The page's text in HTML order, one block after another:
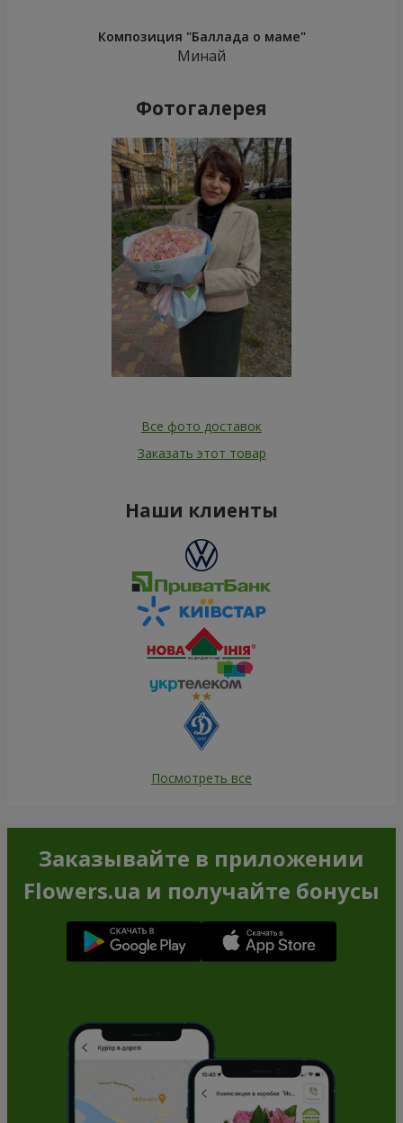
Композиция "Баллада о маме"
Минай
Фотогалерея
Все фото доставок
Заказать этот товар
Наши клиенты
Посмотреть все
Заказывайте в приложении
Flowers.ua и получайте бонусы